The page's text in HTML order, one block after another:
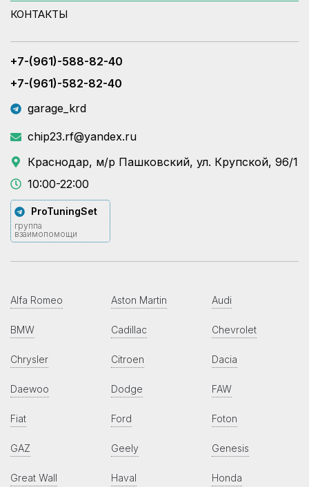
КОНТАКТЫ
+7-(961)-588-82-40
+7-(961)-582-82-40
garage_krd
chip23.rf@yandex.ru
Краснодар, м/р Пашковский, ул. Крупской, 96/1
10:00-22:00
ProTuningSet
группа
взаимопомощи
Alfa Romeo Aston Martin Audi
BMW Cadillac Chevrolet
Chrysler Citroen Dacia
Daewoo Dodge FAW
Fiat Ford Foton
GAZ Geely Genesis
Great Wall Haval Honda